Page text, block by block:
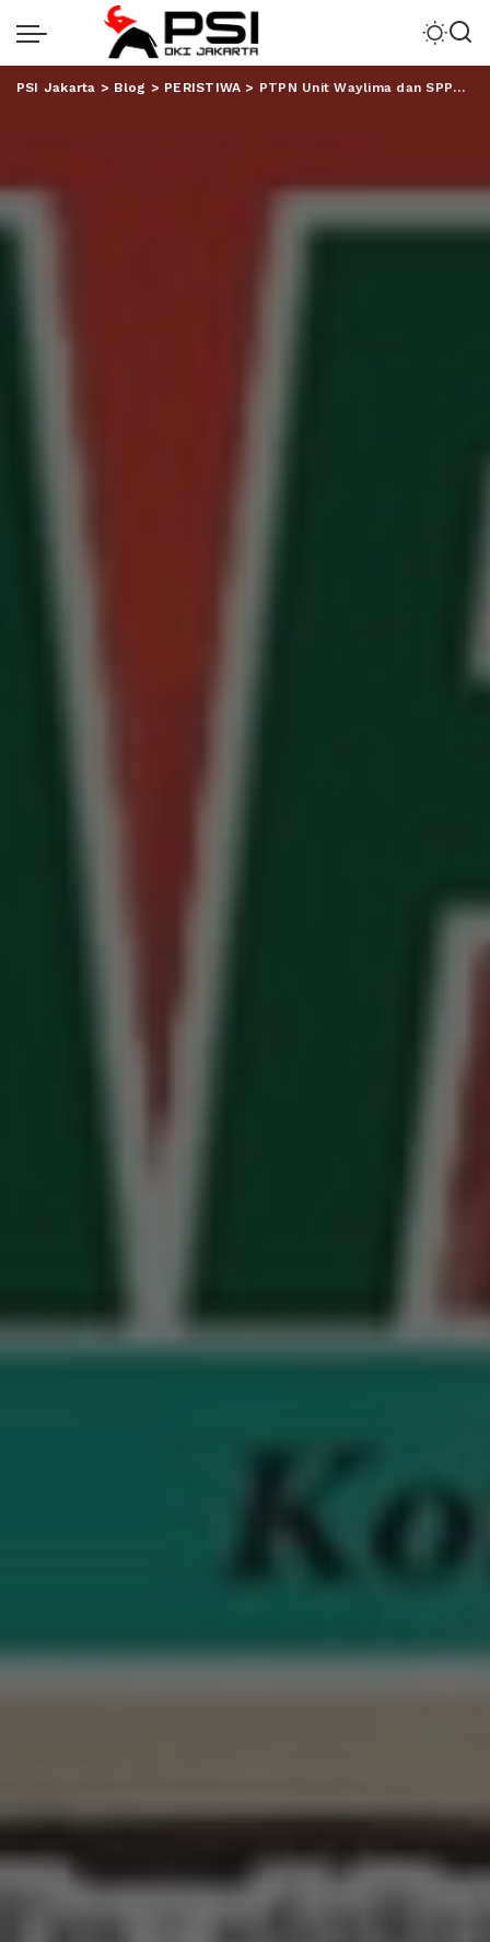
PSI Jakarta > Blog > PERISTIWA > PTPN Unit Waylima dan SPPN VII Salurkan Bantuan untuk Masyarakat Terdampak Banjir